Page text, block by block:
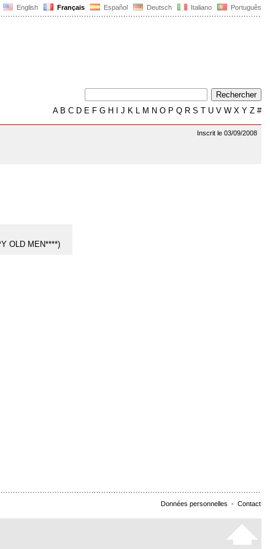
English Français Español Deutsch Italiano Português
AB C D E F G H J K L M N O P Q R S T U V W X Y Z #
Inscrit le 03/09/2008
OLD MEN****)
Données personnelles - Contact